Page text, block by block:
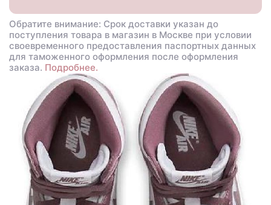
Обратите внимание: Срок доставки указан до
поступления товара в магазин в Москве при условии
своевременного предоставления паспортных данных
для таможенного оформления после оформления
заказа. Подробнее.